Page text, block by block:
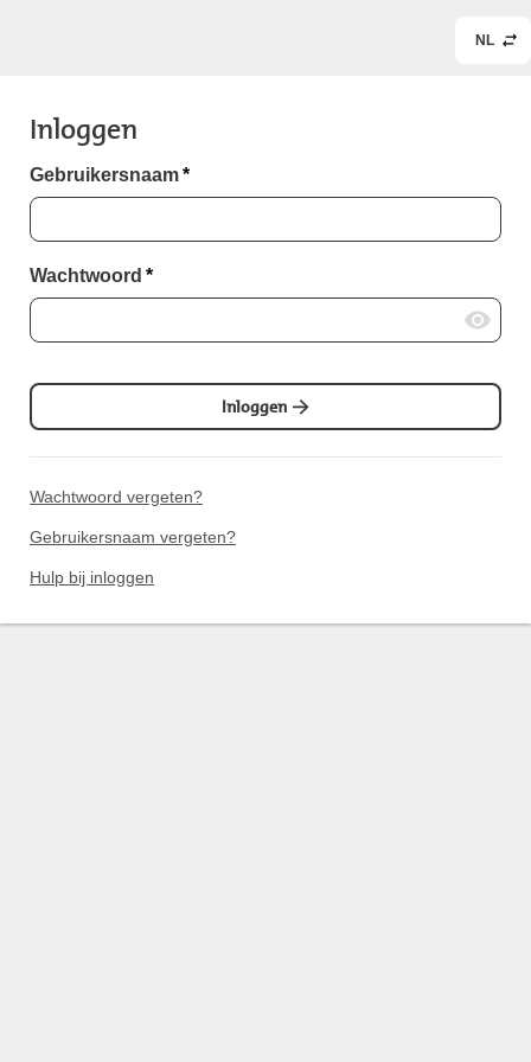
NL
Inloggen
Gebruikersnaam*
Wachtwoord *
Inloggen
Wachtwoord vergeten?
Gebruikersnaam vergeten?
Hulp bij inloggen